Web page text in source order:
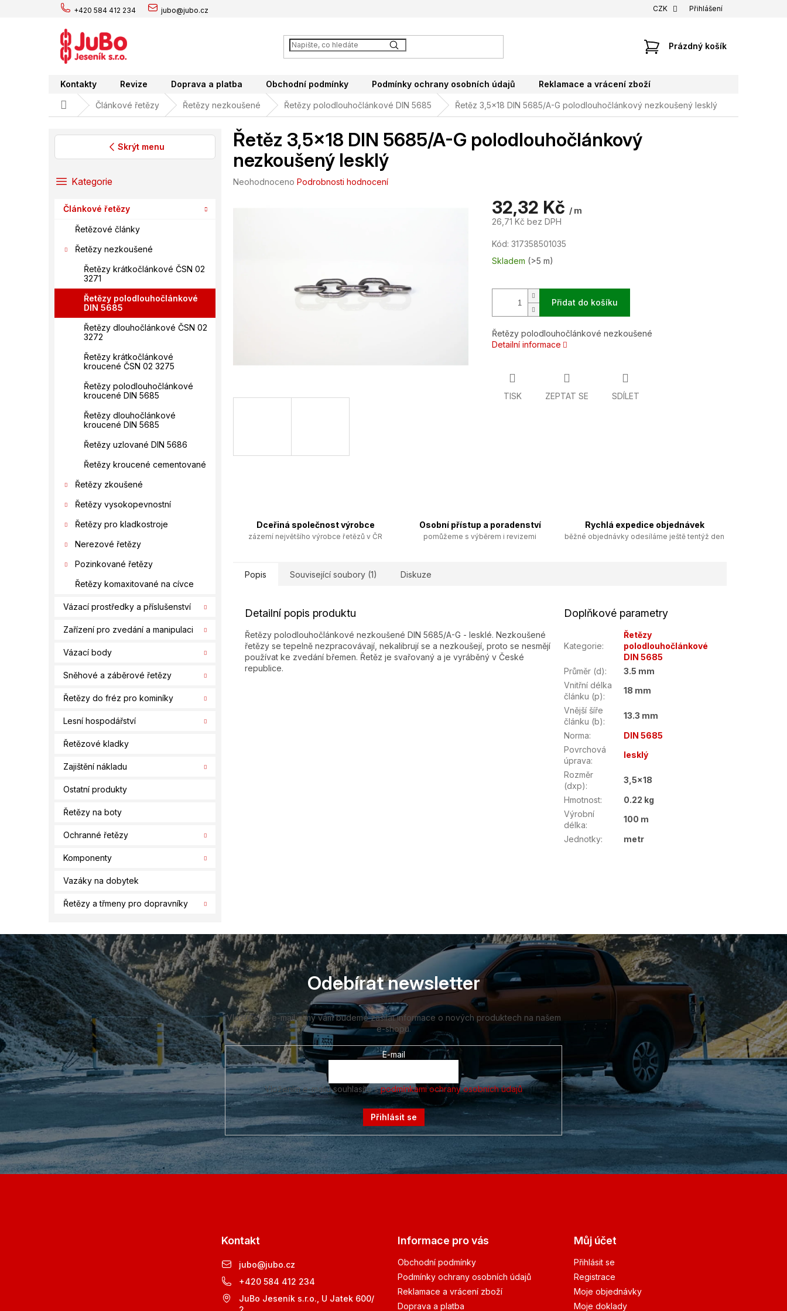
+420 584 412 234 jubo@jubo.cz CZK Přihlášení
NÁKUPNÍ
Prázdný košík
Kontakty Revize Doprava a platba Obchodní podmínky Podmínky ochrany osobních údajů Reklamace a vrácení zboží
Domů Článkové řetězy Řetězy nezkoušené Řetězy polodlouhočlánkové DIN 5685 Řetěz 3,5x18 DIN 5685/A-G polodlouhočlánkový nezkoušený lesklý
Skrýt menu
e
PřeskočitKategorie
Článkové řetězy
Řetězové články
Řetězy nezkoušené
Řetězy krátkočlánkové ČSN 02
3271
Řetězy polodlouhočlánkové
DIN 5685
Řetězy dlouhočlánkové ČSN 02
3272
Řetězy krátkočlánkové
kroucené ČSN 02 3275
Řetězy polodlouhočlánkové
kroucené DIN 5685
Řetězy dlouhočlánkové
kroucené DIN 5685
Řetězy uzlované DIN 5686
Řetězy kroucené cementované
Řetězy zkoušené
Řetězy vysokopevnostní
Řetězy pro kladkostroje
Nerezové řetězy
Pozinkované řetězy
Řetězy komaxitované na cívce
Vázací prostředky a příslušenství
Zařízení pro zvedání a manipulaci
Vázací body
Sněhové a záběrové řetězy
Řetězy do fréz pro kominíky
Lesní hospodářství
Řetězové kladky
Zajištění nákladu
Ostatní produkty
Řetězy na boty
Ochranné řetězy
Komponenty
Vazáky na dobytek
Řetězy a třmeny pro dopravníky
Řetěz 3,5x18 DIN 5685/A-G polodlouhočlánkový
nezkoušený lesklý
Průměrné
Neohodnoceno Podrobnosti hodnocení
32,32 Kč / m
26,71 Kč bez DPH
Měrná
cena:
Kód: 317358501035
Skladem (>5 m)
Přidat do košíku
Řetězy polodlouhočlánkové nezkoušené
Detailní informace
TISK ZEPTAT SE SDÍLET
Dceřiná společnost výrobce
zázemí největšího výrobce řetězů v ČR
Osobní přístup a poradenství
pomůžeme s výběrem i revizemi
Rychlá expedice objednávek
běžné objednávky odesíláme ještě tentýž den
Popis Související soubory (1) Diskuze
Detailní popis produktu
Řetězy polodlouhočlánkové nezkoušené DIN 5685/A-G - lesklé. Nezkoušené
řetězy se tepelně nezpracovávají, nekalibrují se a nezkoušejí, proto se nesmějí
používat ke zvedání břemen. Řetěz je svařovaný a je vyráběný v České
republice.
Doplňkové parametry
Kategorie:
Řetězy
polodlouhočlánkové
DIN 5685
Průměr (d):
3.5 mm
Vnitřní délka
článku (p):
18 mm
Vnější šíře
článku (b):
13.3 mm
Norma:
DIN 5685
Povrchová
úprava:
lesklý
Rozměr
(dxp):
3,5x18
Hmotnost:
0.22 kg
Výrobní
délka:
100 m
Jednotky: metr
Z
á
p
a
t
í
Odebírat newsletter
Vložte svůj e-mail a my vám budeme zasílat informace o nových produktech na našem
e-shopu.
E-mail
Vložením e-mailu souhlasíte spodmínkami ochrany osobních údajů
Přihlásit se
Kontakt
jubo@jubo.cz
+420 584 412 234
JuBo Jeseník s.r.o., U Jatek 600/
Informace pro vás
Obchodní podmínky
Podmínky ochrany osobních údajů
Reklamace a vrácení zboží
Doprava a platba
Můj účet
Přihlásit se
Registrace
Moje objednávky
Moje doklady